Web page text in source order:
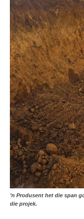
’n Produsent het die span
die projek.